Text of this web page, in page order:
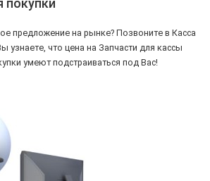
предложение на рынке? Позвоните в Касса
узнаете, что цена на Запчасти для кассы
умеют подстраиваться под Вас!